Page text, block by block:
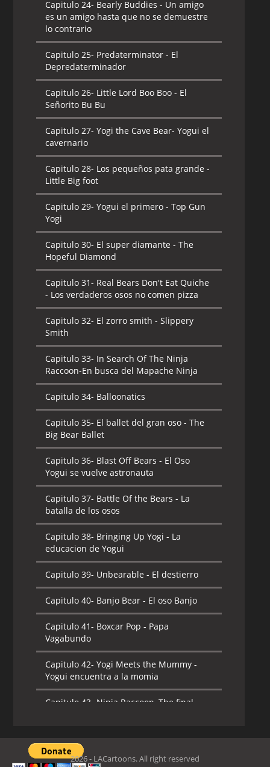
Capitulo 24- Bearly Buddies - Un amigo
es un amigo hasta que no se demuestre
lo contrario
Capitulo 25- Predaterminator - El
Depredaterminador
Capitulo 26- Little Lord Boo Boo - El
Señorito Bu Bu
Capitulo 27- Yogi the Cave Bear- Yogui el
cavernario
Capitulo 28- Los pequeños pata grande -
Little Big foot
Capitulo 29- Yogui el primero - Top Gun
Yogi
Capitulo 30- El super diamante - The
Hopeful Diamond
Capitulo 31- Real Bears Don't Eat Quiche
- Los verdaderos osos no comen pizza
Capitulo 32- El zorro smith - Slippery
Smith
Capitulo 33- In Search Of The Ninja
Raccoon-En busca del Mapache Ninja
Capitulo 34- Balloonatics
Capitulo 35- El ballet del gran oso - The
Big Bear Ballet
Capitulo 36- Blast Off Bears - El Oso
Yogui se vuelve astronauta
Capitulo 37- Battle Of the Bears - La
batalla de los osos
Capitulo 38- Bringing Up Yogi - La
educacion de Yogui
Capitulo 39- Unbearable - El destierro
Capitulo 40- Banjo Bear - El oso Banjo
Capitulo 41- Boxcar Pop - Papa
Vagabundo
Capitulo 42- Yogi Meets the Mummy -
Yogui encuentra a la momia
Capitulo 43- Ninja Raccoon, The final
Capitulo 44-
no tan grande escapista
2026 - LACartoons. All right reserved